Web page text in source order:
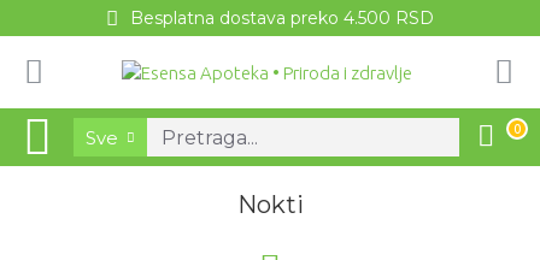
Besplatna dostava preko 4.500 RSD
Sve 0
Nokti